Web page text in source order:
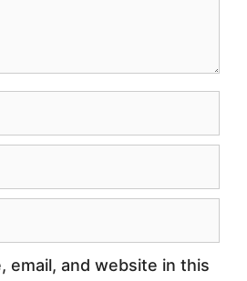
email, and website in this